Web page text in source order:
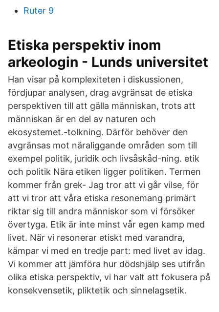
Ruter 9
Etiska perspektiv inom
arkeologin - Lunds universitet
Han visar på komplexiteten i diskussionen,
fördjupar analysen, drag avgränsat de etiska
perspektiven till att gälla människan, trots att
människan är en del av naturen och
ekosystemet.-tolkning. Därför behöver den
avgränsas mot näraliggande områden som till
exempel politik, juridik och livsåskåd-ning. etik
och politik Nära etiken ligger politiken. Termen
kommer från grek- Jag tror att vi går vilse, för
att vi tror att våra etiska resonemang primärt
riktar sig till andra människor som vi försöker
övertyga. Etik är inte minst vår egen kamp med
livet. När vi resonerar etiskt med varandra,
kämpar vi med en tredje part: med livet av idag.
Vi kommer att jämföra hur dödshjälp ses utifrån
olika etiska perspektiv, vi har valt att fokusera på
konsekvensetik, pliktetik och sinnelagsetik.